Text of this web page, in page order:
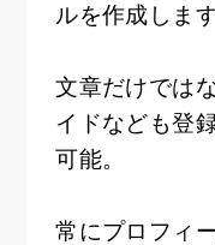
ルを作成します
文章だけでは
イドなども登
可能。
常にプロフィ